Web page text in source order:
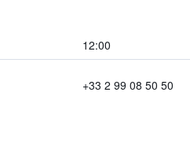
12:00
+33 2 99 08 50 50